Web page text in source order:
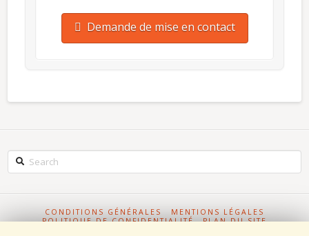
Demande de mise en contact
Search
CONDITIONS GÉNÉRALES
MENTIONS LÉGALES
POLITIQUE DE CONFIDENTIALITÉ
PLAN DU SITE